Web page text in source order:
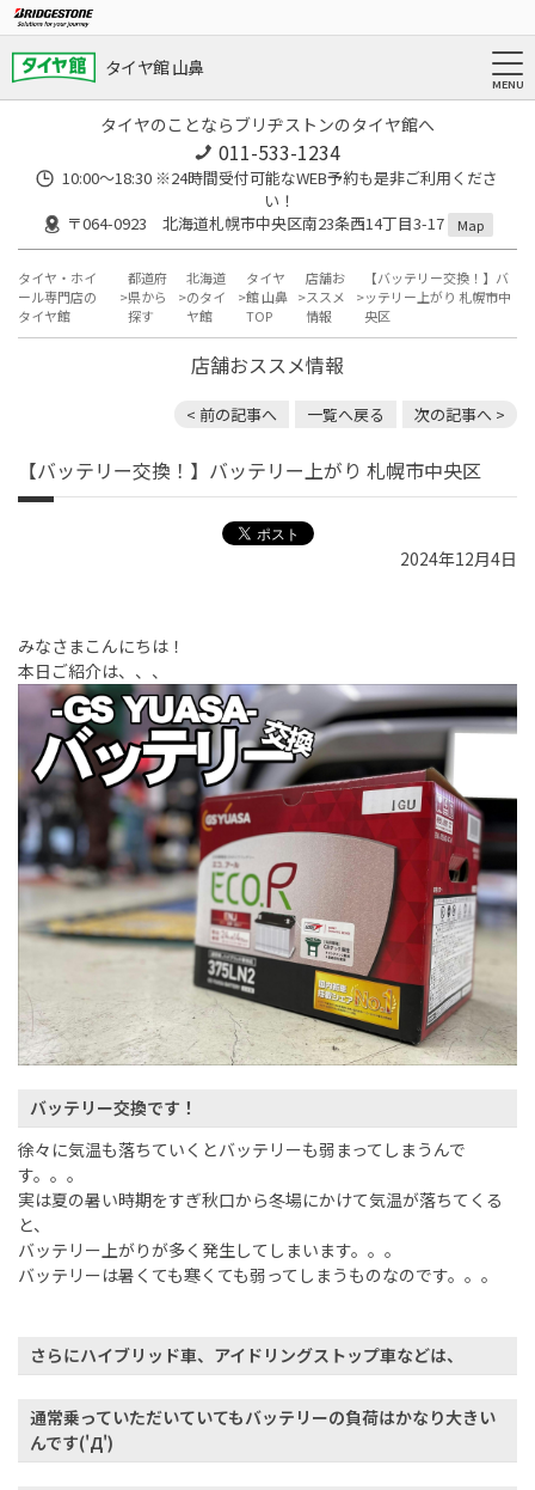
タイヤ館 山鼻
タイヤのことならブリヂストンのタイヤ館へ
011-533-1234
10:00～18:30 ※24時間受付可能なWEB予約も是非ご利用くださ
い！
〒064-0923 北海道札幌市中央区南23条西14丁目3-17
Map
タイヤ・ホイ
ール専門店の
タイヤ館
都道府
県から
探す
北海道
のタイ
ヤ館
タイヤ
館 山鼻
TOP
店舗お
ススメ
情報
【バッテリー交換！】バ
ッテリー上がり 札幌市中
央区
店舗おススメ情報
< 前の記事へ 一覧へ戻る 次の記事へ >
【バッテリー交換！】バッテリー上がり 札幌市中央区
2024年12月4日
みなさまこんにちは！
本日ご紹介は、、、
バッテリー交換です！
徐々に気温も落ちていくとバッテリーも弱まってしまうんで
す。。。
実は夏の暑い時期をすぎ秋口から冬場にかけて気温が落ちてくる
と、
バッテリー上がりが多く発生してしまいます。。。
バッテリーは暑くても寒くても弱ってしまうものなのです。。。
さらにハイブリッド車、アイドリングストップ車などは、
通常乗っていただいていてもバッテリーの負荷はかなり大きい
んです('Д')